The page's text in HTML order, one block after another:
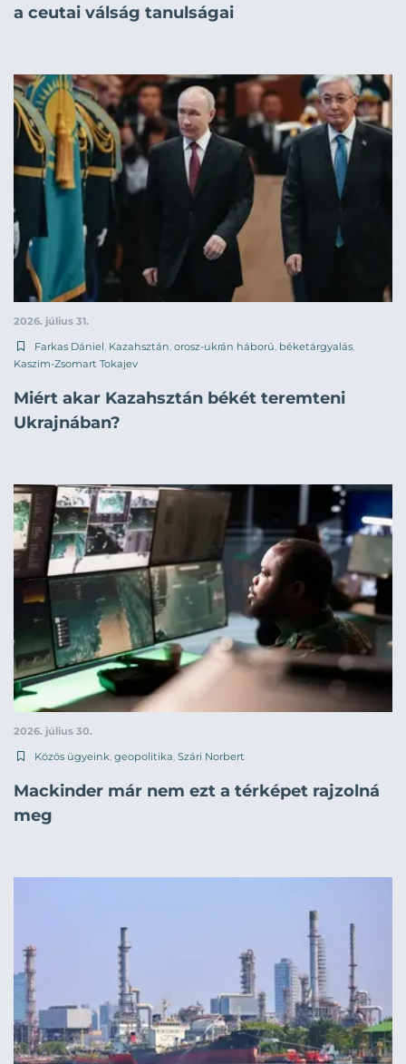
a ceutai válság tanulságai
2026. július 31.
Farkas Dániel, Kazahsztán, orosz-ukrán háború, béketárgyalás,
Kaszim-Zsomart Tokajev
Miért akar Kazahsztán békét teremteni
Ukrajnában?
2026. július 30.
Közös ügyeink, geopolitika, Szári Norbert
Mackinder már nem ezt a térképet rajzolná
meg